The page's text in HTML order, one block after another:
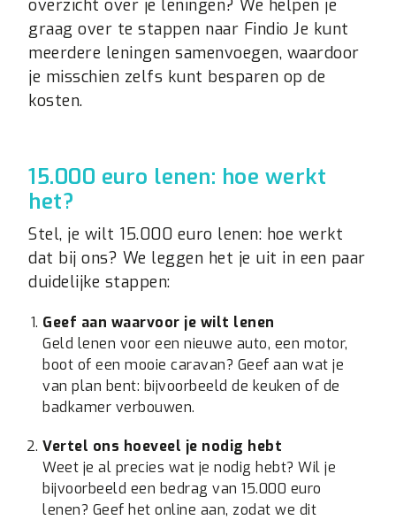
overzicht over je leningen? We helpen je
graag over te stappen naar Findio Je kunt
meerdere leningen samenvoegen, waardoor
je misschien zelfs kunt besparen op de
kosten.
15.000 euro lenen: hoe werkt
het?
Stel, je wilt 15.000 euro lenen: hoe werkt
dat bij ons? We leggen het je uit in een paar
duidelijke stappen:
Geef aan waarvoor je wilt lenen
Geld lenen voor een nieuwe auto, een motor,
boot of een mooie caravan? Geef aan wat je
van plan bent: bijvoorbeeld de keuken of de
badkamer verbouwen.
Vertel ons hoeveel je nodig hebt
Weet je al precies wat je nodig hebt? Wil je
bijvoorbeeld een bedrag van 15.000 euro
lenen? Geef het online aan, zodat we dit